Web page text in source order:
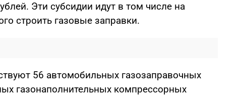
Эти субсидии идут в том числе на
строить газовые заправки.
56 автомобильных газозаправочных
газонаполнительных компрессорных